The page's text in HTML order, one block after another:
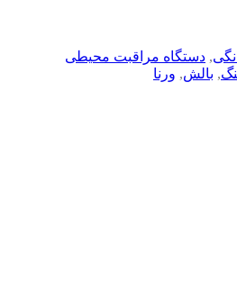
, دستگاه مراقبت محیطی
, بالش, ورنا